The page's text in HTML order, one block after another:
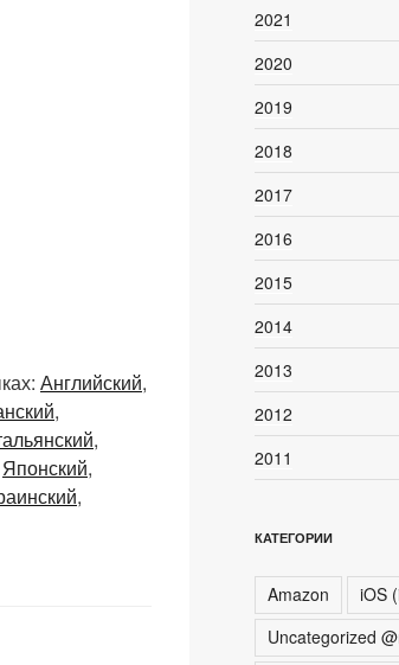
Английский
Японский
2021
2020
2019
2018
2017
2016
2015
2014
2013
2012
2011
КАТЕГОРИИ
Amazon iOS
Uncategorized